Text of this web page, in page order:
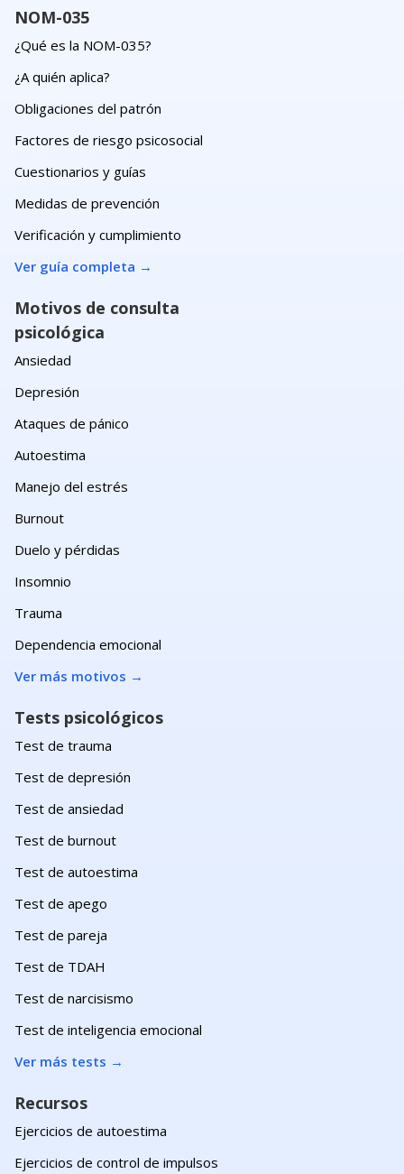
NOM-035
¿Qué es la NOM-035?
¿A quién aplica?
Obligaciones del patrón
Factores de riesgo psicosocial
Cuestionarios y guías
Medidas de prevención
Verificación y cumplimiento
Ver guía completa →
Motivos de consulta
psicológica
Ansiedad
Depresión
Ataques de pánico
Autoestima
Manejo del estrés
Burnout
Duelo y pérdidas
Insomnio
Trauma
Dependencia emocional
Ver más motivos →
Tests psicológicos
Test de trauma
Test de depresión
Test de ansiedad
Test de burnout
Test de autoestima
Test de apego
Test de pareja
Test de TDAH
Test de narcisismo
Test de inteligencia emocional
Ver más tests →
Recursos
Ejercicios de autoestima
Ejercicios de control de impulsos